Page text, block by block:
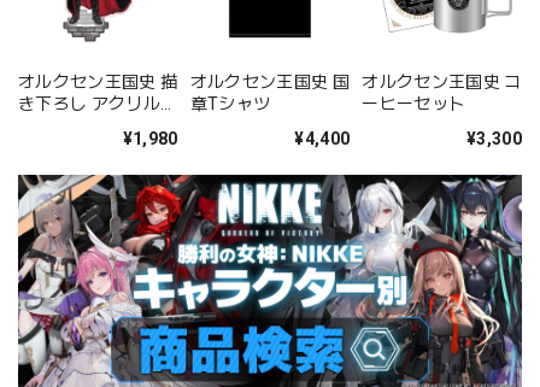
オルクセン王国史 描
き下ろし アクリルフ
¥1,980
オルクセン王国史 国
章Tシャツ
¥4,400
オルクセン王国史 コ
ーヒーセット
¥3,300